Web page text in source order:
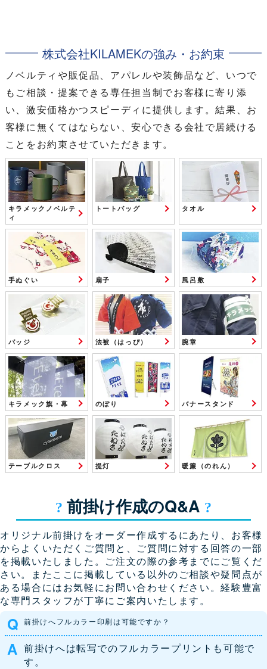
株式会社KILAMEKの強み・お約束
ノベルティや販促品、アパレルや装飾品など、いつで
もご相談・提案できる専任担当制でお客様に寄り添
い、激安価格かつスピーディに提供します。結果、お
客様に無くてはならない、安心できる会社で居続ける
ことをお約束させていただきます。
キラメックノベルテ
ィ
トートバッグ タオル
手ぬぐい 扇子 風呂敷
バッジ 法被（はっぴ） 腕章
キラメック旗・幕 のぼり バナースタンド
テーブルクロス 提灯 暖簾（のれん）
前掛け作成のQ&A
オリジナル前掛けをオーダー作成するにあたり、お客様
からよくいただくご質問と、ご質問に対する回答の一部
を掲載いたしました。ご注文の際の参考までにご覧くだ
さい。またここに掲載している以外のご相談や疑問点が
ある場合にはお気軽にお問い合わせください。経験豊富
な専門スタッフが丁寧にご案内いたします。
前掛けへフルカラー印刷は可能ですか？
前掛けへは転写でのフルカラープリントも可能で
す。